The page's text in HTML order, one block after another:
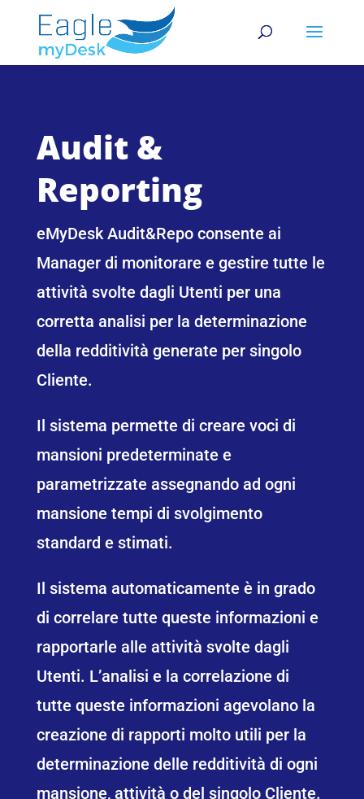
Audit &
Reporting
eMyDesk Audit&Repo consente ai
Manager di monitorare e gestire tutte le
attività svolte dagli Utenti per una
corretta analisi per la determinazione
della redditività generate per singolo
Cliente.
Il sistema permette di creare voci di
mansioni predeterminate e
parametrizzate assegnando ad ogni
mansione tempi di svolgimento
standard e stimati.
Il sistema automaticamente è in grado
di correlare tutte queste informazioni e
rapportarle alle attività svolte dagli
Utenti. L’analisi e la correlazione di
tutte queste informazioni agevolano la
creazione di rapporti molto utili per la
determinazione delle redditività di ogni
mansione, attività o del singolo Cliente.